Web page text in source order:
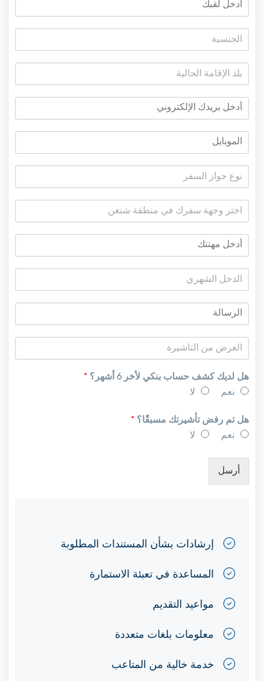
هل لديك كشف حساب بنكي لأخر 6 أشهر؟
*
نعم
لا
هل تم رفض تأشيرتك مسبقًا؟ *
نعم
لا
أرسل
إرشادات بشأن المستندات المطلوبة
المساعدة في تعبئة الاستمارة
مواعيد التقديم
معلومات بلغات متعددة
خدمة خالية من المتاعب